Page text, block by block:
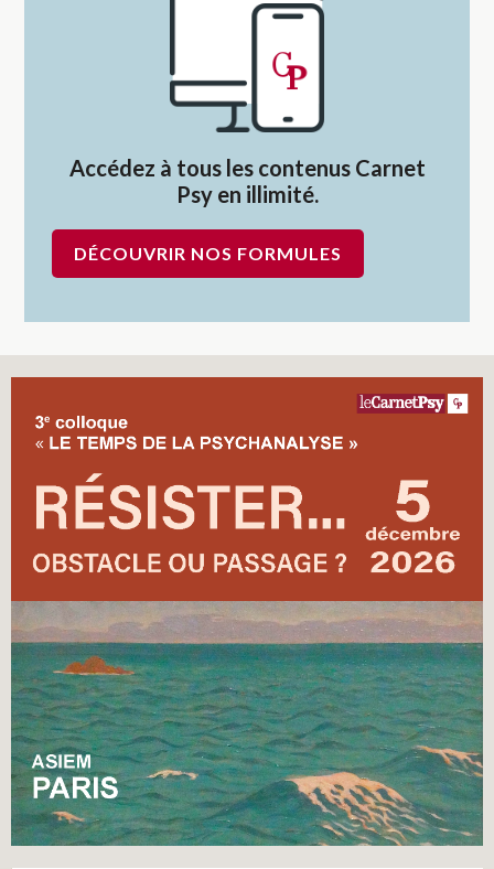
Accédez à tous les contenus Carnet
Psy en illimité.
DÉCOUVRIR NOS FORMULES